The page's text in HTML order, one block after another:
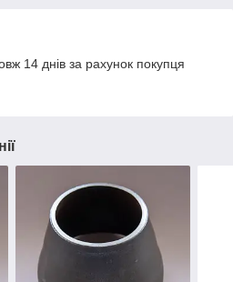
14 днів за рахунок покупця